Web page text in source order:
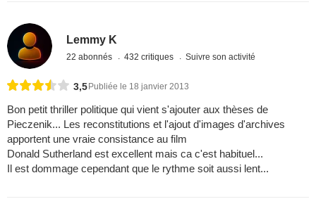
Lemmy K
22 abonnés 432 critiques Suivre son activité
3,5Publiée le 18 janvier 2013
Bon petit thriller politique qui vient s'ajouter aux thèses de
Pieczenik... Les reconstitutions et l'ajout d'images d'archives
apportent une vraie consistance au film
Donald Sutherland est excellent mais ca c'est habituel...
Il est dommage cependant que le rythme soit aussi lent...